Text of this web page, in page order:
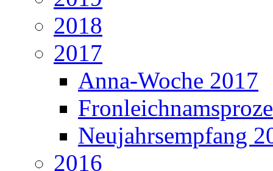
2018
2017
Anna-Woche 2017
Neujahrsempfang
2016